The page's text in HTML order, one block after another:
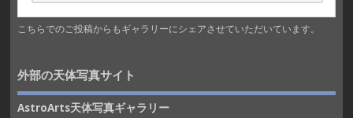
こちらでのご投稿からもギャラリーにシェアさせていただいています。
外部の天体写真サイト
AstroArts天体写真ギャラリー